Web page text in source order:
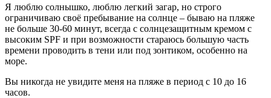
Я люблю солнышко, люблю легкий загар, но строго
ограничиваю своё пребывание на солнце – бываю на пляже
не больше 30-60 минут, всегда с солнцезащитным кремом с
высоким SPF и при возможности стараюсь большую часть
времени проводить в тени или под зонтиком, особенно на
море.
Вы никогда не увидите меня на пляже в период с 10 до 16
часов.